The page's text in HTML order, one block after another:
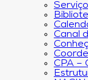
Canal
CPA –